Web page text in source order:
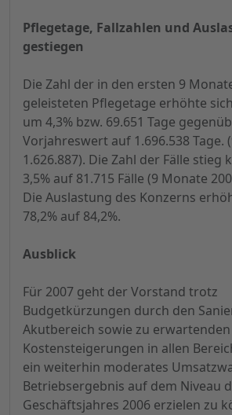
Pflegetage, Fallzahlen und
gestiegen
Die Zahl der in den ersten 9
geleisteten Pflegetage erhöhte
um 4,3% bzw. 69.651 Tage
Vorjahreswert auf 1.696.538 Tage.
1.626.887). Die Zahl der Fälle stieg
3,5% auf 81.715 Fälle (9 Monate
Die Auslastung des Konzerns
78,2% auf 84,2%.
Ausblick
Für 2007 geht der Vorstand trotz
Budgetkürzungen durch den
Akutbereich sowie zu erwartenden
Kostensteigerungen in allen
ein weiterhin moderates
Betriebsergebnis auf dem Niveau
Geschäftsjahres 2006 erzielen zu